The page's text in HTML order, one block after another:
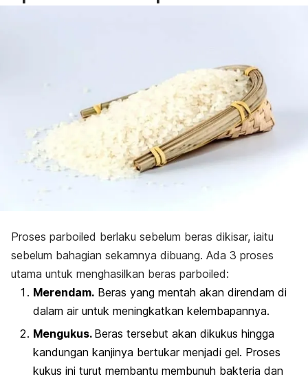
Proses parboiled berlaku sebelum beras dikisar, iaitu
sebelum bahagian sekamnya dibuang. Ada 3 proses
utama untuk menghasilkan beras parboiled:
Merendam. Beras yang mentah akan direndam di
dalam air untuk meningkatkan kelembapannya.
Mengukus. Beras tersebut akan dikukus hingga
kandungan kanjinya bertukar menjadi gel. Proses
kukus ini turut membantu membunuh bakteria dan